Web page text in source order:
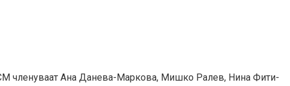
членуваат Ана Данева-Маркова, Мишко Ралев, Нина Фити-